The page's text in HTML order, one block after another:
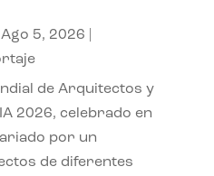
Ago 5, 2026
de Arquitectos y
2026, celebrado en
por un
de diferentes